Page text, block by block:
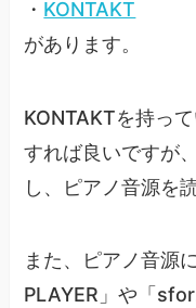
・ KONTAKT
があります。
KONTAKTを持っ
すれば良いですが
し、ピアノ音源を
また、ピアノ音源
PLAYER」や「